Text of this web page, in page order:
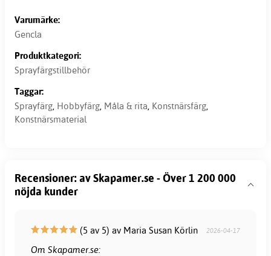
Varumärke:
Gencla
Produktkategori:
Sprayfärgstillbehör
Taggar:
Sprayfärg, Hobbyfärg, Måla & rita, Konstnärsfärg,
Konstnärsmaterial
Recensioner: av Skapamer.se - Över 1 200 000
nöjda kunder
(5 av 5) av Maria Susan Körlin 2026-04-17
Om Skapamer.se: